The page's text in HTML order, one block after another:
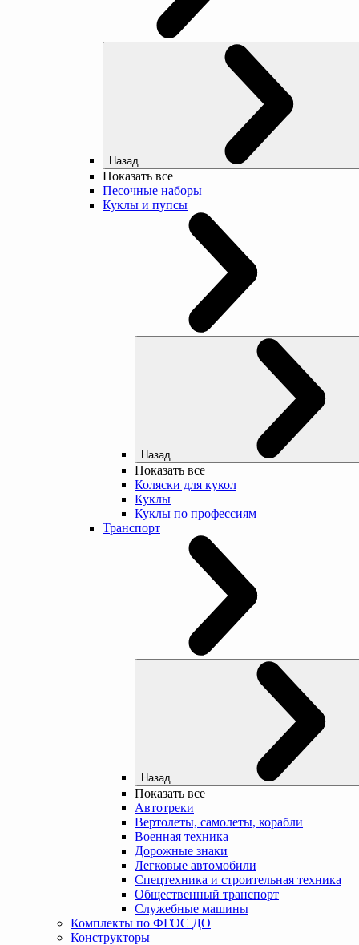
Назад
Показать все
Песочные наборы
Куклы и пупсы
Назад
Показать все
Коляски для кукол
Куклы
Куклы по профессиям
Транспорт
Назад
Показать все
Автотреки
Вертолеты, самолеты, корабли
Военная техника
Дорожные знаки
Легковые автомобили
Спецтехника и строительная техника
Общественный транспорт
Служебные машины
Комплекты по ФГОС ДО
Конструкторы